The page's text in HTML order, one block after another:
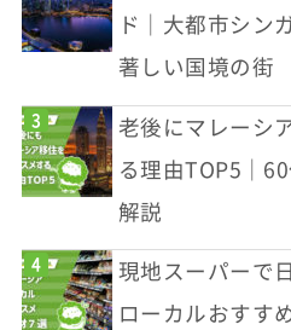
ド｜大都市シン
著しい国境の街
老後にマレーシ
る理由TOP5｜
解説
現地スーパーで
ローカルおすす